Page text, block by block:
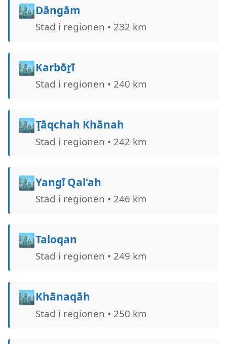
🏙️Dāngām
Stad i regionen • 232 km
🏙️Karbōṟī
Stad i regionen • 240 km
🏙️Ţāqchah Khānah
Stad i regionen • 242 km
🏙️Yangī Qal‘ah
Stad i regionen • 246 km
🏙️Taloqan
Stad i regionen • 249 km
🏙️Khānaqāh
Stad i regionen • 250 km